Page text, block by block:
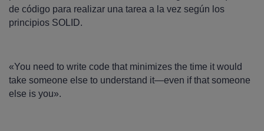
de código para realizar una tarea a la vez según los
principios SOLID.
«You need to write code that minimizes the time it would
take someone else to understand it—even if that someone
else is you».